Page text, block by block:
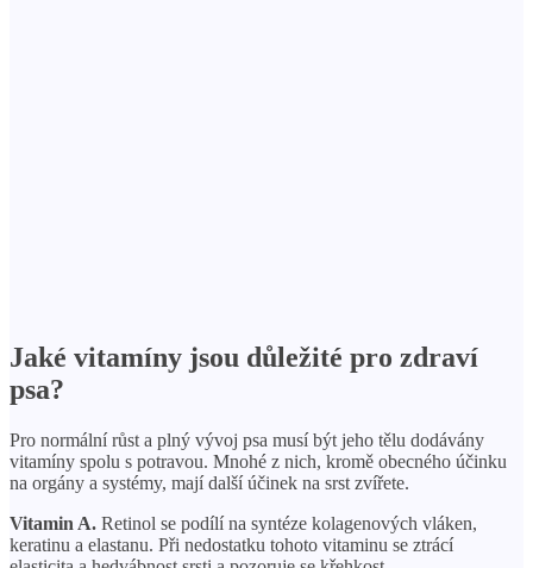
Jaké vitamíny jsou důležité pro zdraví
psa?
Pro normální růst a plný vývoj psa musí být jeho tělu dodávány
vitamíny spolu s potravou. Mnohé z nich, kromě obecného účinku
na orgány a systémy, mají další účinek na srst zvířete.
Vitamin A. Retinol se podílí na syntéze kolagenových vláken,
keratinu a elastanu. Při nedostatku tohoto vitaminu se ztrácí